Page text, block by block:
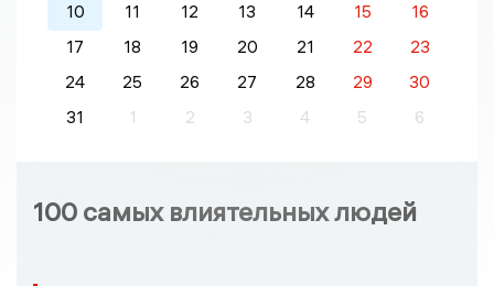
10
11 12 13 14 15
16
17
18 19 20 21 22
23
24
25 26 27 28 29
30
31
1 2 3 4 5 6
100 самых влиятельных людей